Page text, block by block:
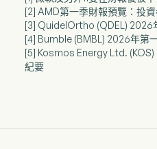
[2] AMD第一季財報預覽：投
[3] QuidelOrtho (QDEL) 2026
[4] Bumble (BMBL) 2026年第
[5] Kosmos Energy Ltd.
紀要